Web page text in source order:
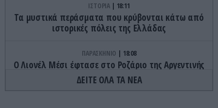
ΙΣΤΟΡΙΑ 18:11
Τα μυστικά περάσματα που κρύβονται κάτω από
ιστορικές πόλεις της Ελλάδας
ΠΑΡΑΣΚΗΝΙΟ 18:08
Ο Λιονέλ Μέσι έφτασε στο Ροζάριο της Αργεντινής
για την κηδεία του πατέρα του (βίντεο)
ΔΕΙΤΕ ΟΛΑ ΤΑ ΝΕΑ